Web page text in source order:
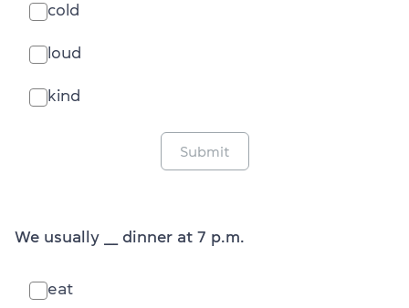
cold
loud
kind
Submit
We usually ___ dinner at 7 p.m.
eat